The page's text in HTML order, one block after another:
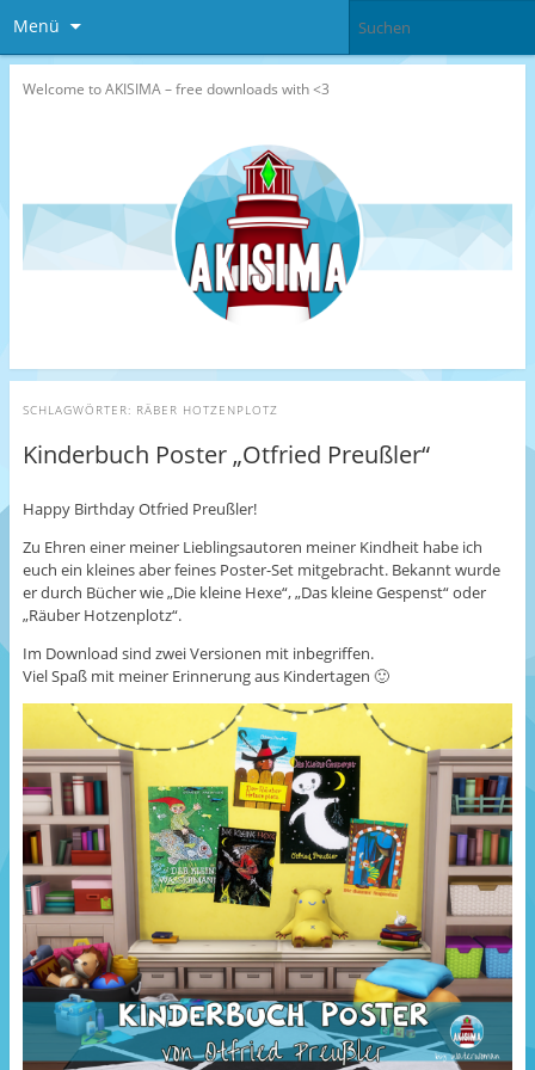
Menü
Welcome to AKISIMA – free downloads with <3
SCHLAGWÖRTER: RÄBER HOTZENPLOTZ
Kinderbuch Poster „Otfried Preußler“
Happy Birthday Otfried Preußler!
Zu Ehren einer meiner Lieblingsautoren meiner Kindheit habe ich
euch ein kleines aber feines Poster-Set mitgebracht. Bekannt wurde
er durch Bücher wie „Die kleine Hexe“, „Das kleine Gespenst“ oder
„Räuber Hotzenplotz“.
Im Download sind zwei Versionen mit inbegriffen.
Viel Spaß mit meiner Erinnerung aus Kindertagen 🙂